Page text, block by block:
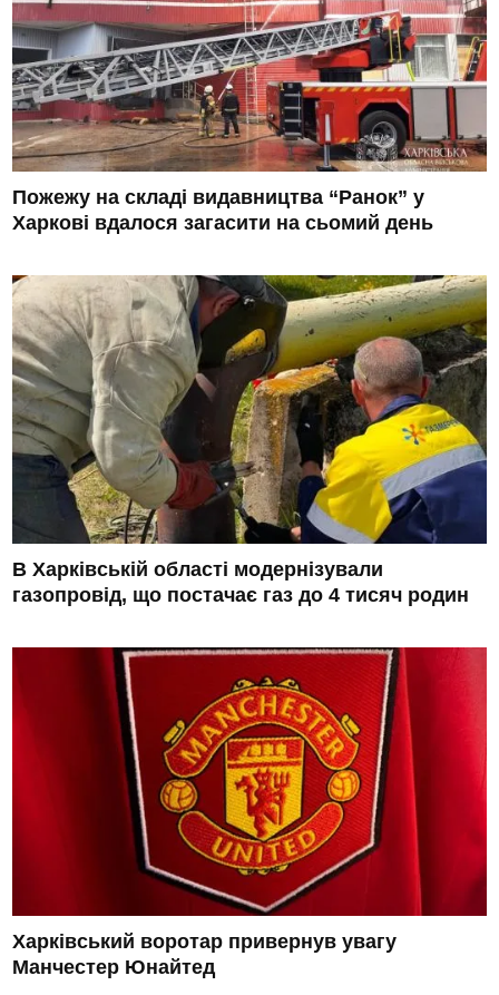
Пожежу на складі видавництва “Ранок” у
Харкові вдалося загасити на сьомий день
В Харківській області модернізували
газопровід, що постачає газ до 4 тисяч родин
Харківський воротар привернув увагу
Манчестер Юнайтед